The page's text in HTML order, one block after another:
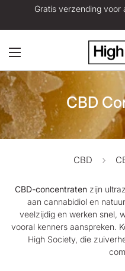
Gratis verzending voor
CBD
CBD
CBD-concentraten zijn
aan cannabidiol en
veelzijdig en werken snel,
vooral kenners aanspreken.
High Society, die